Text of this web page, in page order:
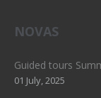
NOVAS
Guided tours
01 July, 2025